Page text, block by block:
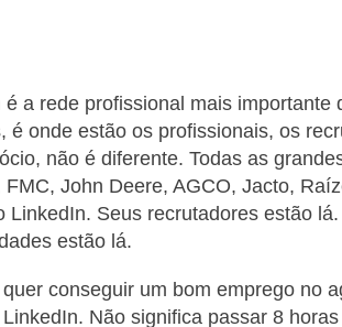
é a rede profissional mais
é onde estão os profissionais, os
não é diferente. Todas as
FMC, John Deere, AGCO, Jacto,
LinkedIn. Seus recrutadores estão
estão lá.
conseguir um bom emprego no
Não significa passar 8